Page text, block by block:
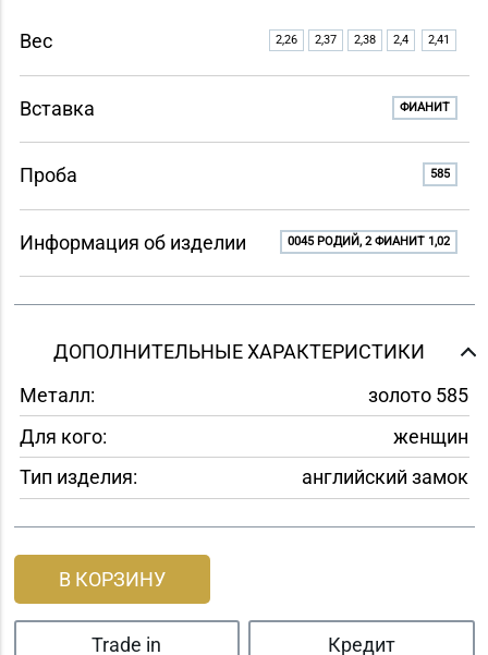
Вес 2,26 2,37 2,38 2,4 2,41
Вставка ФИАНИТ
Проба 585
Информация об изделии 0045 РОДИЙ, 2 ФИАНИТ 1,02
ДОПОЛНИТЕЛЬНЫЕ ХАРАКТЕРИСТИКИ
Металл:
золото 585
Для кого:
женщин
Тип изделия:
английский замок
В КОРЗИНУ
Trade in Кредит